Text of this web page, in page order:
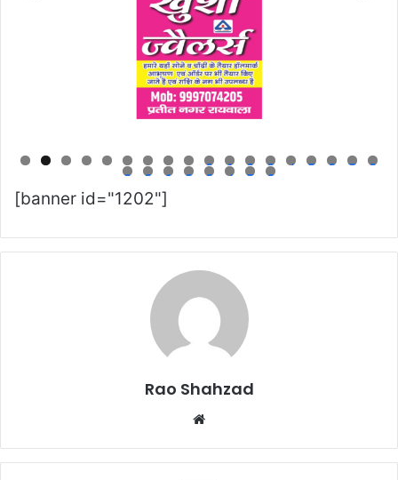
0 1 2 3 4 5 6 7 8
9 0 1 2 3 4 5 6
[banner id="1202"]
Rao Shahzad
Website